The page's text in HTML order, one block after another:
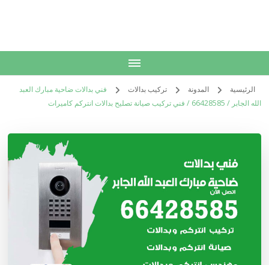
الرئيسية المدونة تركيب بدالات
فني بدالات ضاحية مبارك العبد
الله الجابر / 66428585 / فني تركيب صيانة تصليح بدالات انتركم كاميرات